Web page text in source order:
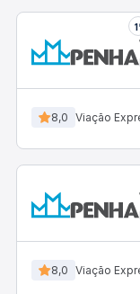
8,0 Viação
8,0 Viação